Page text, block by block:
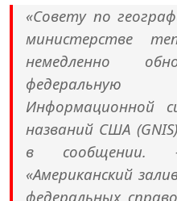
«Совету по
министерстве
немедленно
федеральную
Информационной
названий США
в сообщении.
«Американский
федеральных